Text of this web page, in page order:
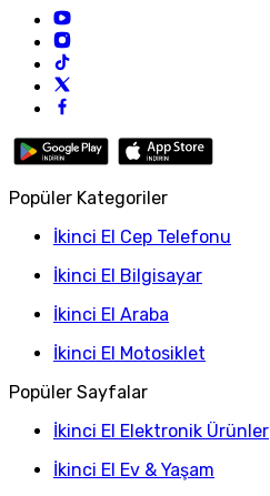
Popüler Kategoriler
İkinci El Cep Telefonu
İkinci El Bilgisayar
İkinci El Araba
İkinci El Motosiklet
Popüler Sayfalar
İkinci El Elektronik Ürünler
İkinci El Ev & Yaşam